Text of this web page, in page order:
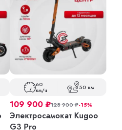
60
км/ч 50 км
109 900 ₽128 900₽-15%
Электросамокат Kugoo
G3 Pro